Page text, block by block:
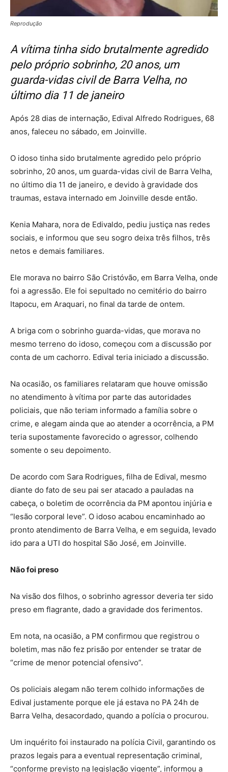
Reprodução
A vítima tinha sido brutalmente agredido
pelo próprio sobrinho, 20 anos, um
guarda-vidas civil de Barra Velha, no
último dia 11 de janeiro
Após 28 dias de internação, Edival Alfredo Rodrigues, 68
anos, faleceu no sábado, em Joinville.
O idoso tinha sido brutalmente agredido pelo próprio
sobrinho, 20 anos, um guarda-vidas civil de Barra Velha,
no último dia 11 de janeiro, e devido à gravidade dos
traumas, estava internado em Joinville desde então.
Kenia Mahara, nora de Edivaldo, pediu justiça nas redes
sociais, e informou que seu sogro deixa três filhos, três
netos e demais familiares.
Ele morava no bairro São Cristóvão, em Barra Velha, onde
foi a agressão. Ele foi sepultado no cemitério do bairro
Itapocu, em Araquari, no final da tarde de ontem.
A briga com o sobrinho guarda-vidas, que morava no
mesmo terreno do idoso, começou com a discussão por
conta de um cachorro. Edival teria iniciado a discussão.
Na ocasião, os familiares relataram que houve omissão
no atendimento à vítima por parte das autoridades
policiais, que não teriam informado a família sobre o
crime, e alegam ainda que ao atender a ocorrência, a PM
teria supostamente favorecido o agressor, colhendo
somente o seu depoimento.
De acordo com Sara Rodrigues, filha de Edival, mesmo
diante do fato de seu pai ser atacado a pauladas na
cabeça, o boletim de ocorrência da PM apontou injúria e
“lesão corporal leve”. O idoso acabou encaminhado ao
pronto atendimento de Barra Velha, e em seguida, levado
ido para a UTI do hospital São José, em Joinville.
Não foi preso
Na visão dos filhos, o sobrinho agressor deveria ter sido
preso em flagrante, dado a gravidade dos ferimentos.
Em nota, na ocasião, a PM confirmou que registrou o
boletim, mas não fez prisão por entender se tratar de
“crime de menor potencial ofensivo”.
Os policiais alegam não terem colhido informações de
Edival justamente porque ele já estava no PA 24h de
Barra Velha, desacordado, quando a polícia o procurou.
Um inquérito foi instaurado na polícia Civil, garantindo os
prazos legais para a eventual representação criminal,
“conforme previsto na legislação vigente”, informou a